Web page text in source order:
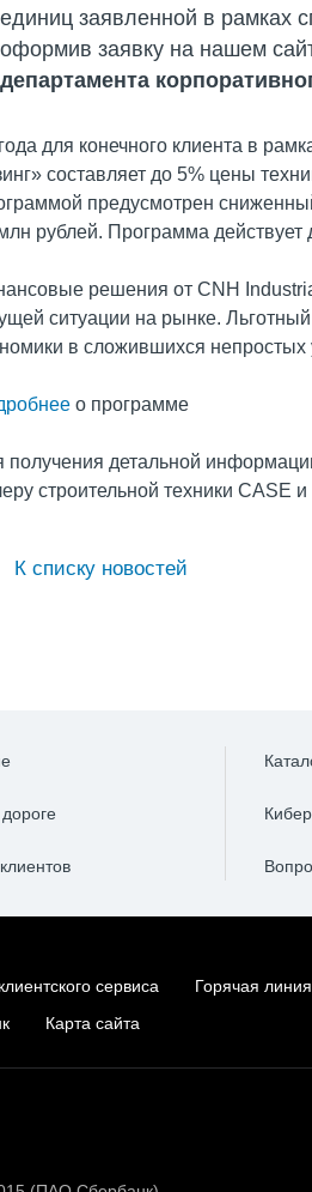
единиц заявленной в рамках
оформив заявку на нашем
департамента
для конечного клиента в
составляет до 5% цены
предусмотрен
рублей. Программа
решения от CNH
ситуации на рынке.
в сложившихся непростых
о программе
получения детальной
строительной техники CASE
К списку новостей
сервиса Горячая линия
Карта сайта